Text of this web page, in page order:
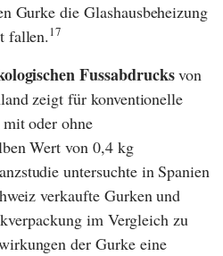
Gurke die Glashausbeheizung
fallen.17
Fussabdrucksvon
zeigt für konventionelle
oder ohne
Wert von 0,4 kg
untersuchte in Spanien
verkaufte Gurken und
im Vergleich zu
der Gurke eine